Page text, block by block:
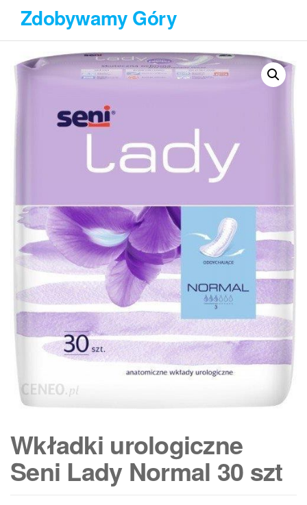
Przejdź
treści
Zdobywamy Góry
Wkładki urologiczne
Seni Lady Normal 30 szt